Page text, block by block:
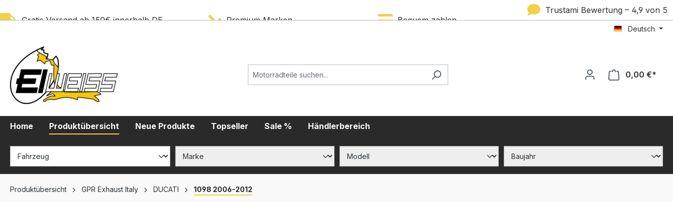
Gratis Versand ab 150€ innerhalb DE Premium Marken Bequem zahlen
Trustami Bewertung – 4,9 von 5
Sternen
Deutsch
0,00 €*
Home Produktübersicht Neue Produkte Topseller Sale % Händlerbereich
Produktübersicht GPR Exhaust Italy DUCATI 1098 2006-2012